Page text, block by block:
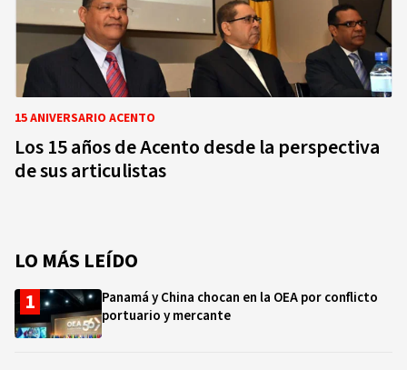
15 ANIVERSARIO ACENTO
Los 15 años de Acento desde la perspectiva
de sus articulistas
LO MÁS LEÍDO
Panamá y China chocan en la OEA por conflicto
portuario y mercante